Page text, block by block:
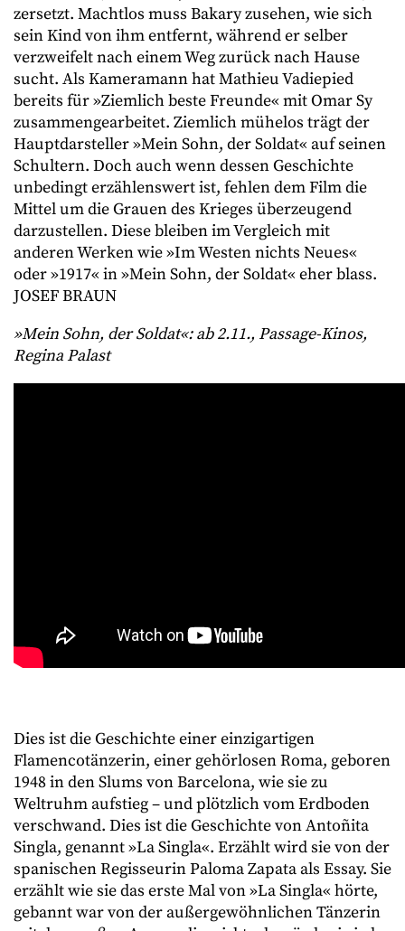
zersetzt. Machtlos muss Bakary zusehen, wie sich
sein Kind von ihm entfernt, während er selber
verzweifelt nach einem Weg zurück nach Hause
sucht. Als Kameramann hat Mathieu Vadiepied
bereits für »Ziemlich beste Freunde« mit Omar Sy
zusammengearbeitet. Ziemlich mühelos trägt der
Hauptdarsteller »Mein Sohn, der Soldat« auf seinen
Schultern. Doch auch wenn dessen Geschichte
unbedingt erzählenswert ist, fehlen dem Film die
Mittel um die Grauen des Krieges überzeugend
darzustellen. Diese bleiben im Vergleich mit
anderen Werken wie »Im Westen nichts Neues«
oder »1917« in »Mein Sohn, der Soldat« eher blass.
JOSEF BRAUN
»Mein Sohn, der Soldat«: ab 2.11., Passage-Kinos,
Regina Palast
Dies ist die Geschichte einer einzigartigen
Flamencotänzerin, einer gehörlosen Roma, geboren
1948 in den Slums von Barcelona, wie sie zu
Weltruhm aufstieg – und plötzlich vom Erdboden
verschwand. Dies ist die Geschichte von Antoñita
Singla, genannt »La Singla«. Erzählt wird sie von der
spanischen Regisseurin Paloma Zapata als Essay. Sie
erzählt wie sie das erste Mal von »La Singla« hörte,
gebannt war von der außergewöhnlichen Tänzerin